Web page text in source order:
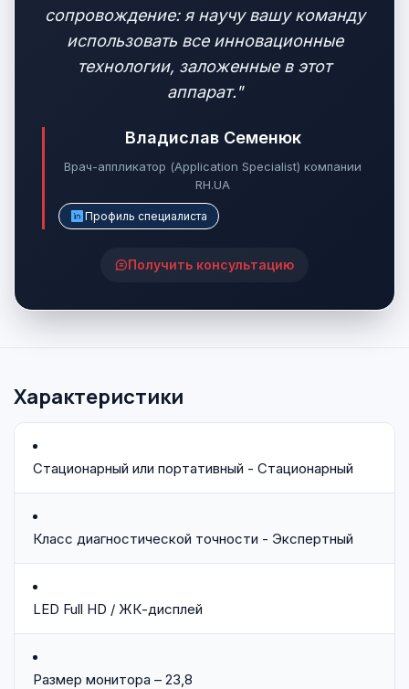
сопровождение: я научу вашу команду
использовать все инновационные
технологии, заложенные в этот
аппарат."
Владислав Семенюк
Врач-аппликатор (Application Specialist) компании
RH.UA
Профиль специалиста
Получить консультацию
Характеристики
Стационарный или портативный - Стационарный
Класс диагностической точности - Экспертный
LED Full HD / ЖК-дисплей
Размер монитора – 23,8